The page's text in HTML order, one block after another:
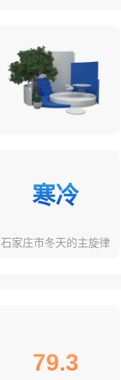
寒冷
石家庄市冬天的主旋律
79.3